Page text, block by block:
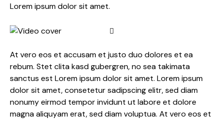
Lorem ipsum dolor sit amet.
At vero eos et accusam et justo duo dolores et ea
rebum. Stet clita kasd gubergren, no sea takimata
sanctus est Lorem ipsum dolor sit amet. Lorem ipsum
dolor sit amet, consetetur sadipscing elitr, sed diam
nonumy eirmod tempor invidunt ut labore et dolore
magna aliquyam erat, sed diam voluptua. At vero eos et